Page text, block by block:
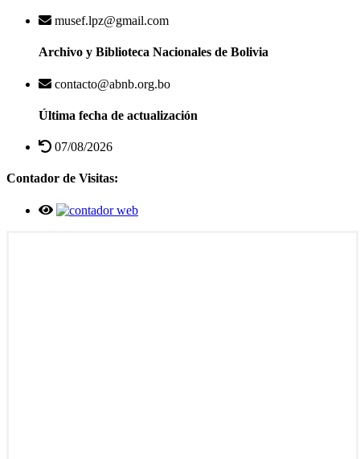
musef.lpz@gmail.com
Archivo y Biblioteca Nacionales de Bolivia
contacto@abnb.org.bo
Última fecha de actualización
07/08/2026
Contador de Visitas: